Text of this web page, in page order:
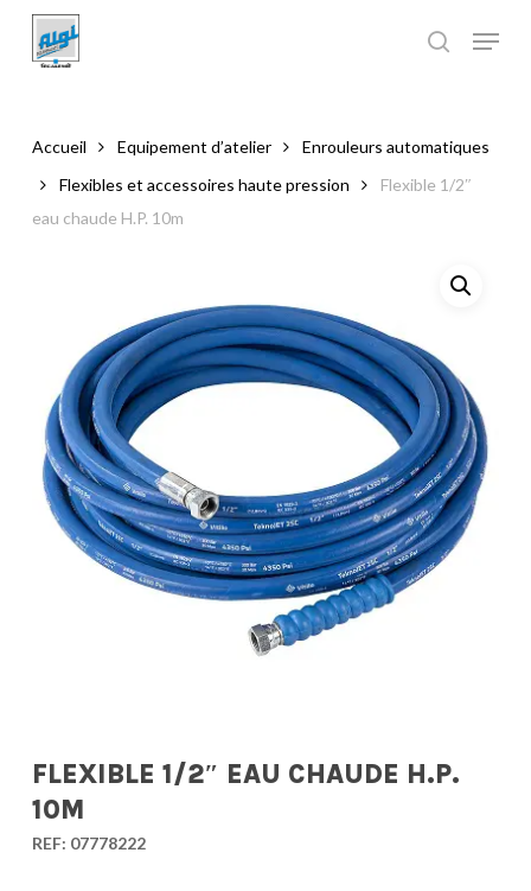
main
Accueil Equipement d’atelier
Enrouleurs automatiques
Flexibles et accessoires haute pression
Flexible 1/2″
eau chaude H.P. 10m
FLEXIBLE 1/2″ EAU CHAUDE H.P.
10M
REF: 07778222